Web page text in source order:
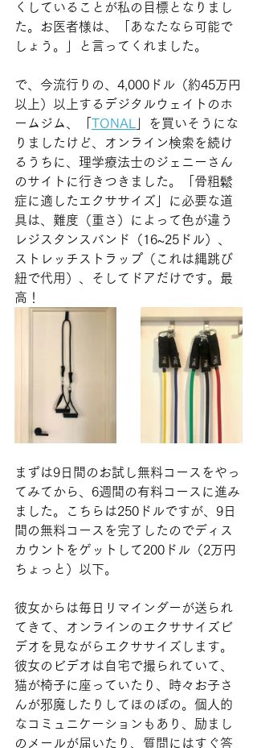
くしていることが私の目標となりまし
た。お医者様は、「あなたなら可能で
しょう。」と言ってくれました。
で、今流行りの、4,000ドル（約45万円
以上）以上するデジタルウェイトのホ
ームジム、「 TONAL
」を買いそうにな
りましたけど、オンライン検索を続け
るうちに、理学療法士のジェニーさん
のサイトに行きつきました。「骨粗鬆
症に適したエクササイズ」に必要な道
具は、難度（重さ）によって色が違う
レジスタンスバンド（16~25ドル）、
ストレッチストラップ（これは縄跳び
紐で代用）、そしてドアだけです。最
高！
まずは9日間のお試し無料コースをやっ
てみてから、6週間の有料コースに進み
ました。こちらは250ドルですが、9日
間の無料コースを完了したのでディス
カウントをゲットして200ドル（2万円
ちょっと）以下。
彼女からは毎日リマインダーが送られ
てきて、オンラインのエクササイズビ
デオを見ながらエクササイズします。
彼女のビデオは自宅で撮られていて、
猫が椅子に座っていたり、時々お子さ
んが邪魔したりしてほのぼの。個人的
なコミュニケーションもあり、励まし
のメールが届いたり、質問にはすぐ答